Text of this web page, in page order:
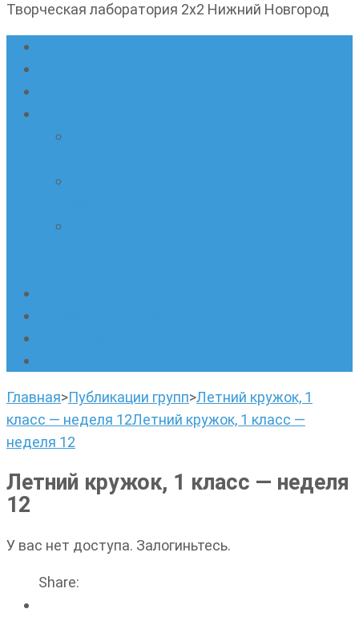
Творческая лаборатория 2х2 Нижний Новгород
Главная>Публикации групп>Летний кружок, 1
класс — неделя 12Летний кружок, 1 класс —
неделя 12
Летний кружок, 1 класс — неделя
12
У вас нет доступа. Залогиньтесь.
Share: